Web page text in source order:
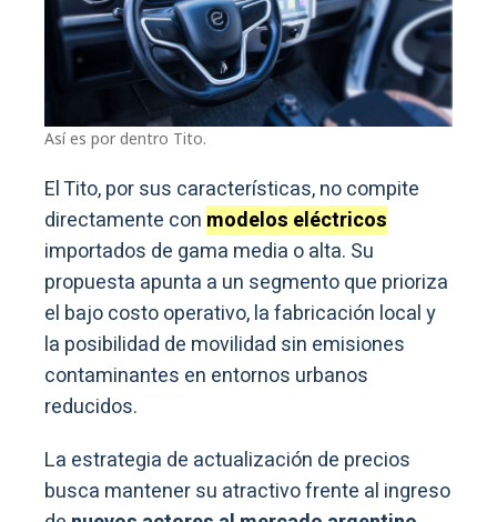
Así es por dentro Tito.
El Tito, por sus características, no compite
directamente con modelos eléctricos
importados de gama media o alta. Su
propuesta apunta a un segmento que prioriza
el bajo costo operativo, la fabricación local y
la posibilidad de movilidad sin emisiones
contaminantes en entornos urbanos
reducidos.
La estrategia de actualización de precios
busca mantener su atractivo frente al ingreso